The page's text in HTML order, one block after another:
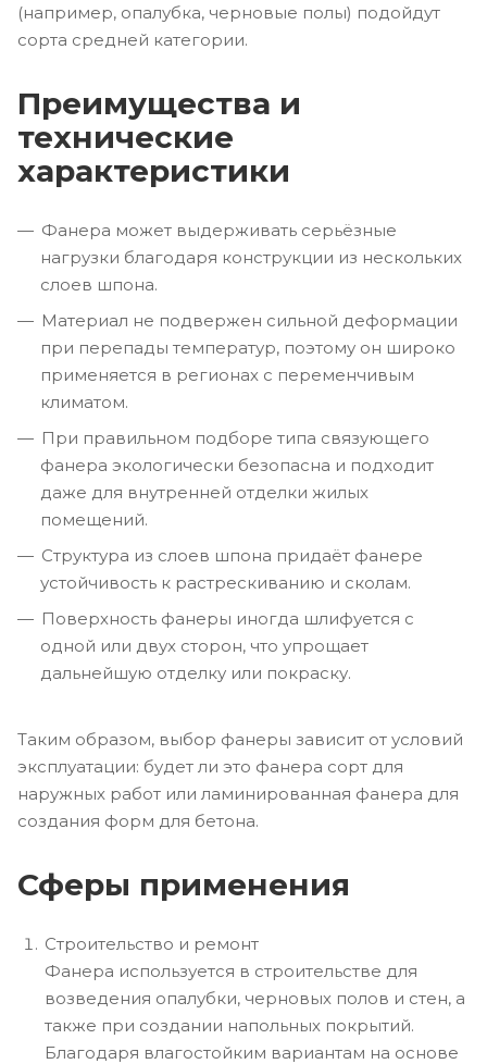
(например, опалубка, черновые полы) подойдут
сорта средней категории.
Преимущества и
технические
характеристики
Фанера может выдерживать серьёзные
нагрузки благодаря конструкции из нескольких
слоев шпона.
Материал не подвержен сильной деформации
при перепады температур, поэтому он широко
применяется в регионах с переменчивым
климатом.
При правильном подборе типа связующего
фанера экологически безопасна и подходит
даже для внутренней отделки жилых
помещений.
Структура из слоев шпона придаёт фанере
устойчивость к растрескиванию и сколам.
Поверхность фанеры иногда шлифуется с
одной или двух сторон, что упрощает
дальнейшую отделку или покраску.
Таким образом, выбор фанеры зависит от условий
эксплуатации: будет ли это фанера сорт для
наружных работ или ламинированная фанера для
создания форм для бетона.
Сферы применения
Строительство и ремонт
Фанера используется в строительстве для
возведения опалубки, черновых полов и стен, а
также при создании напольных покрытий.
Благодаря влагостойким вариантам на основе